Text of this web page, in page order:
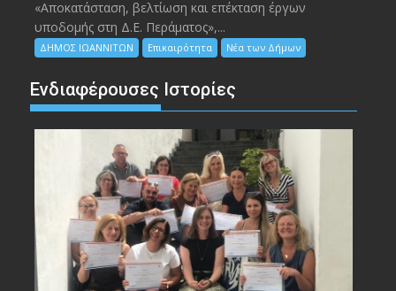
«Αποκατάσταση, βελτίωση και επέκταση έργων
υποδομής στη Δ.Ε. Περάματος»,...
ΔΗΜΟΣ ΙΩΑΝΝΙΤΩΝ Επικαιρότητα Νέα των Δήμων
Ενδιαφέρουσες Ιστορίες